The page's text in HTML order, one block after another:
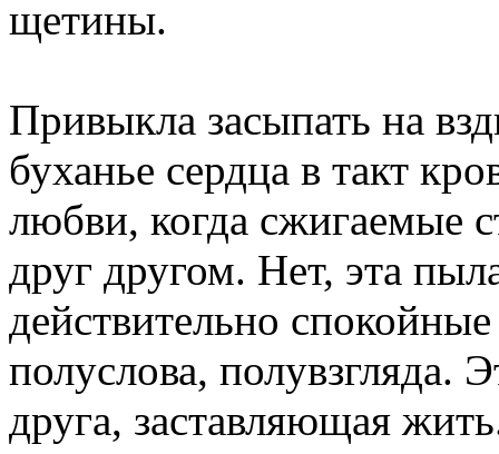
щетины.
Привыкла засыпать на
буханье сердца в такт
любви, когда сжигаемые
друг другом. Нет, эта
действительно
полуслова, полувзгляда.
друга, заставляющая